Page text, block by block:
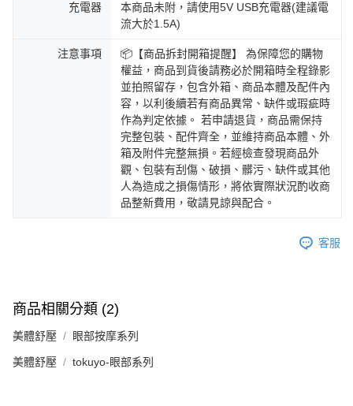
充電器
本商品未附，請使用5V USB充電器(建議電
流大於1.5A)
注意事項
📦【商品拆封開箱提醒】 為保障您的購物
權益，商品到貨後請務必於開箱時全程錄影
並拍照留存，包含外箱、商品本體及配件內
容，以利後續若有商品異常、缺件或瑕疵時
作為判定依據。 若申請退貨，商品需保持
完整包裝、配件齊全，並維持商品本體、外
箱及附件完整無損。若經檢查發現商品外
觀、包裝有刮傷、破損、髒污、缺件或其他
人為造成之損傷情形，將依實際狀況酌收商
品整新費用，敬請見諒與配合。
客服
商品相關分類 (2)
美體舒壓 眼部按摩系列
美體舒壓 tokuyo-眼部系列